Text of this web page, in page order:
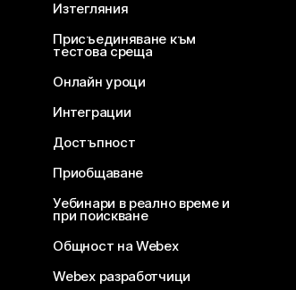
Изтегляния
Присъединяване към
тестова среща
Онлайн уроци
Интеграции
Достъпност
Приобщаване
Уебинари в реално време и
при поискване
Общност на Webex
Webex разработчици